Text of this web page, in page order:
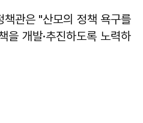
책관은 "산모의 정책 욕구를
을 개발·추진하도록 노력하